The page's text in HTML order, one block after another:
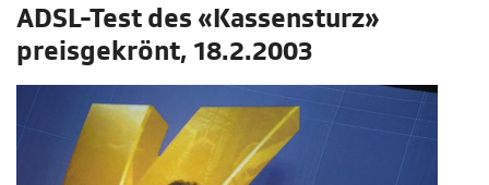
ADSL-Test des «Kassensturz»
preisgekrönt, 18.2.2003